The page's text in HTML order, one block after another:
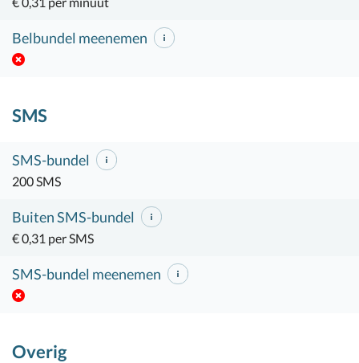
Belbundel meenemen
SMS
SMS-bundel
200 SMS
Buiten SMS-bundel
€ 0,31 per SMS
SMS-bundel meenemen
Overig